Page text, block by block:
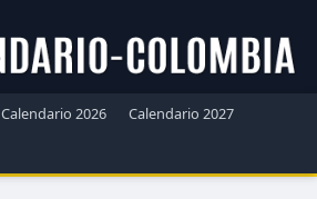
Calendario 2026
Calendario 2027